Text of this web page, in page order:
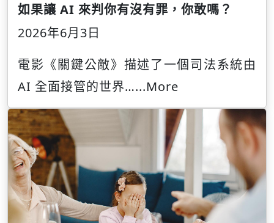
如果讓 AI 來判你有沒有罪，你敢嗎？
2026年6月3日
電影《關鍵公敵》描述了一個司法系統由
AI 全面接管的世界…...More